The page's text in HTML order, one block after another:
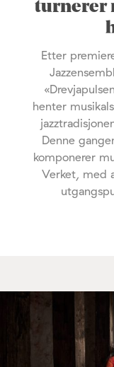
turnerer
Etter
henter
Denne
komponerer
Verket, med